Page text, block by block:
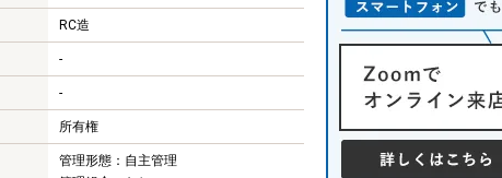
RC造
-
-
所有権
管理形態：自主管理